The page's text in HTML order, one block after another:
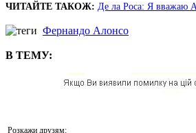
ЧИТАЙТЕ ТАКОЖ: Де ла Роса: Я вважаю
Фернандо Алонсо
В ТЕМУ:
Розкажи друзям: